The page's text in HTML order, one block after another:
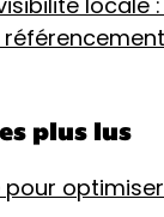
plus lus
pour